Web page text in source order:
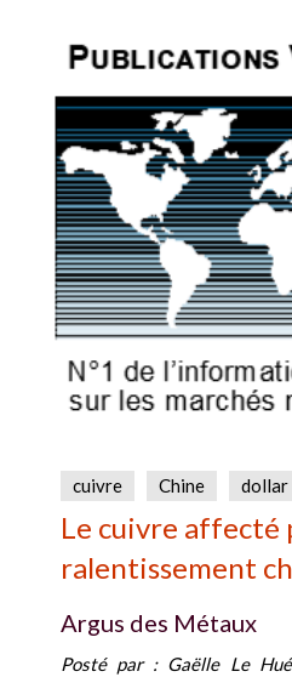
cuivre Chine dollar
Le cuivre affecté
ralentissement
Argus des Métaux
Posté par : Gaëlle Le